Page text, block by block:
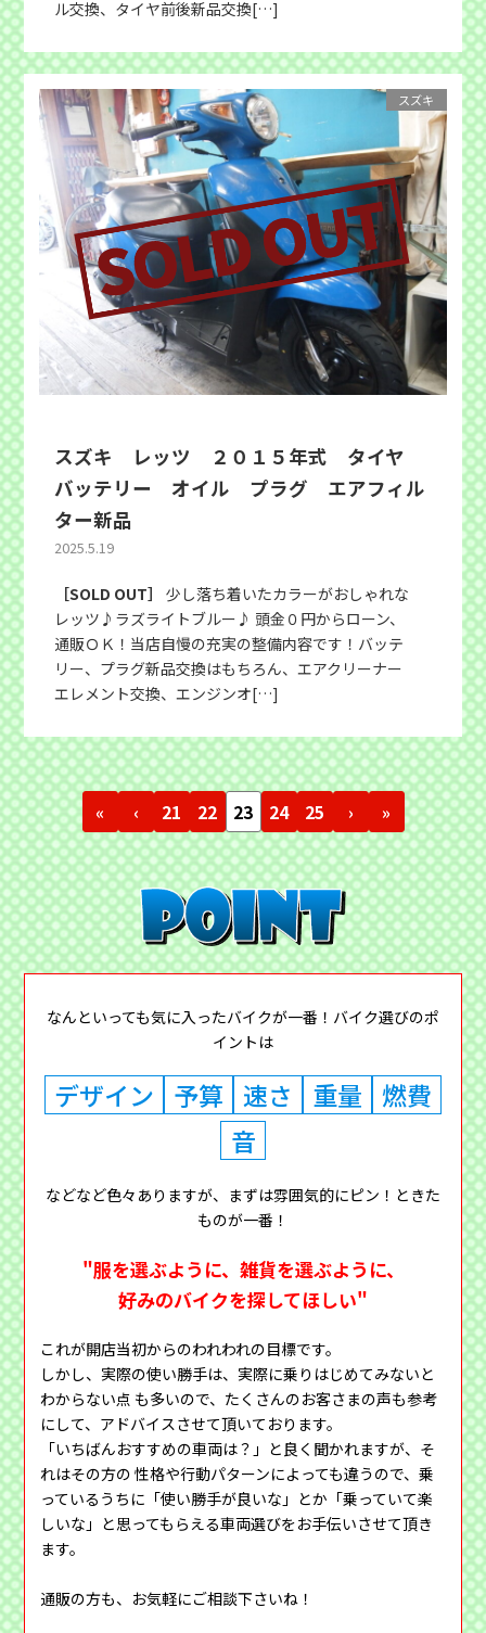
ル交換、タイヤ前後新品交換[…]
スズキ
スズキ レッツ ２０１５年式 タイヤ
バッテリー オイル プラグ エアフィル
ター新品
2025.5.19
［SOLD OUT］
少し落ち着いたカラーがおしゃれな
レッツ♪ラズライトブルー♪ 頭金０円からローン、
通販ＯＫ！当店自慢の充実の整備内容です！バッテ
リー、プラグ新品交換はもちろん、エアクリーナー
エレメント交換、エンジンオ[…]
« ‹ 21 22 23 24 25 › »
なんといっても気に入ったバイクが一番！バイク選びのポ
イントは
デザイン 予算 速さ 重量 燃費
音
などなど色々ありますが、まずは雰囲気的にピン！ときた
ものが一番！
"服を選ぶように、雑貨を選ぶように、
好みのバイクを探してほしい"
これが開店当初からのわれわれの目標です。
しかし、実際の使い勝手は、実際に乗りはじめてみないと
わからない点 も多いので、たくさんのお客さまの声も参考
にして、アドバイスさせて頂いております。
「いちばんおすすめの車両は？」と良く聞かれますが、そ
れはその方の 性格や行動パターンによっても違うので、乗
っているうちに「使い勝手が良いな」とか「乗っていて楽
しいな」と思ってもらえる車両選びをお手伝いさせて頂き
ます。
通販の方も、お気軽にご相談下さいね！